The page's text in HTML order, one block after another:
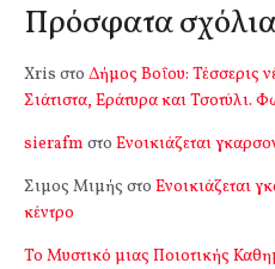
Πρόσφατα
Xris στο Δήμος Βοΐου: Τέσσερις
Σιάτιστα, Εράτυρα και Τσοτύλι.
sierafm στο Ενοικιάζεται
Σιμος Μιμής στο Ενοικιάζεται
κέντρο
Το Μυστικό μιας Ποιοτικής